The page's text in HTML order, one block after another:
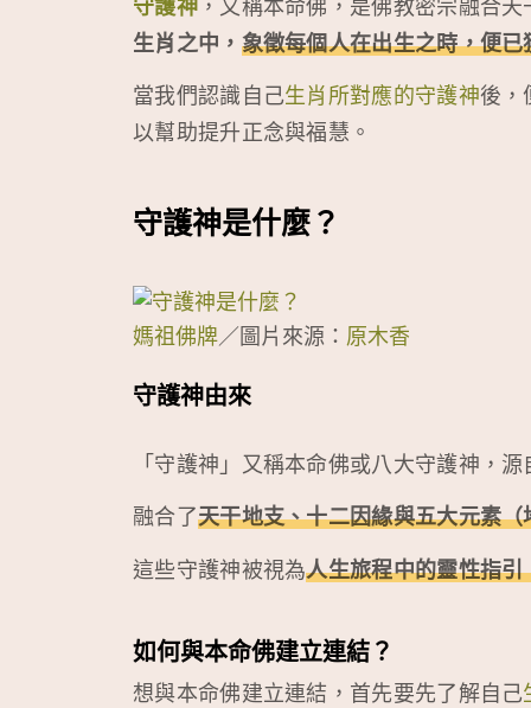
守護神，又稱本命佛，是佛教密宗融合
生肖之中， 象徵每個人在出生之時，便
當我們認識自己生肖所對應的守護神後，
以幫助提升正念與福慧。
守護神是什麼？
媽祖佛牌／圖片來源： 原木香
守護神由來
「守護神」又稱本命佛或八大守護神，
融合了天干地支、十二因緣與五大元素
這些守護神被視為人生旅程中的靈性指
如何與本命佛建立連結？
想與本命佛建立連結，首先要先了解自己